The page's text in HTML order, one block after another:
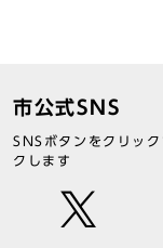
市公式SNS
SNSボタンをクリッ
クします